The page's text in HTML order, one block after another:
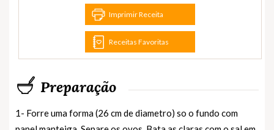
Imprimir Receita
Receitas Favoritas
Preparação
1- Forre uma forma (26 cm de diametro) so o fundo com